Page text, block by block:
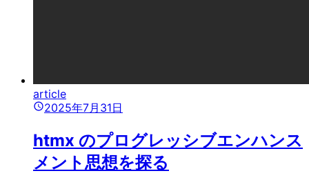
article
2025年7月31日
htmx のプログレッシブエンハンス
メント思想を探る